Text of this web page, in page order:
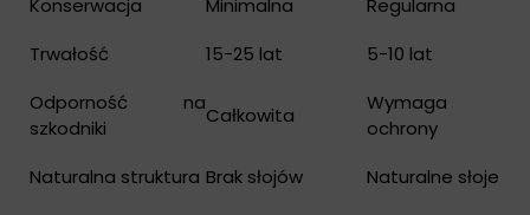
Konserwacja Minimalna
Regularna
Trwałość
15-25 lat
5-10 lat
Odporność na
szkodniki
Całkowita
Wymaga
ochrony
Naturalna struktura Brak słojów Naturalne słoje